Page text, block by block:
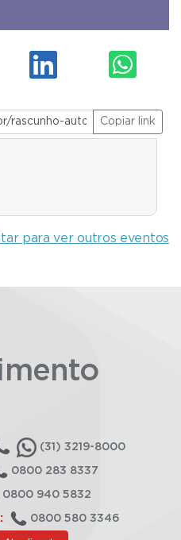
Copiar link
para ver outros eventos
(31) 3219-8000
0800 283 8337
0800 940 5832
0800 580 3346